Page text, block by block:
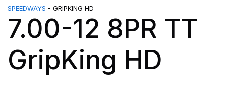
SPEEDWAYS - GRIPKING HD
7.00-12 8PR TT
GripKing HD